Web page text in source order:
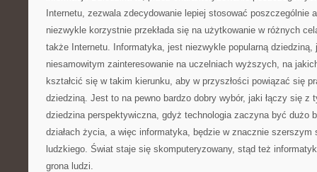
Internetu, zezwala zdecydowanie lepiej stosować poszczególnie
niezwykle korzystnie przekłada się na użytkowanie w różnych
także Internetu. Informatyka, jest niezwykle popularną
niesamowitym zainteresowanie na uczelniach wyższych, na
kształcić się w takim kierunku, aby w przyszłości powiązać się
dziedziną. Jest to na pewno bardzo dobry wybór, jaki łączy się z
dziedzina perspektywiczna, gdyż technologia zaczyna być dużo
działach życia, a więc informatyka, będzie w znacznie
ludzkiego. Świat staje się skomputeryzowany, stąd też
grona ludzi.